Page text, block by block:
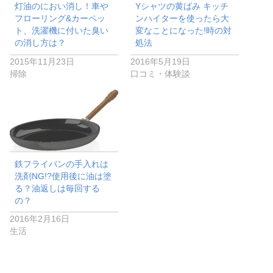
灯油のにおい消し！車や
フローリング&カーペッ
ト、洗濯機に付いた臭い
の消し方は？
2015年11月23日
掃除
Yシャツの黄ばみ キッチ
ンハイターを使ったら大
変なことになった!時の対
処法
2016年5月19日
口コミ・体験談
鉄フライパンの手入れは
洗剤NG!?使用後に油は塗
る？油返しは毎回する
の？
2016年2月16日
生活